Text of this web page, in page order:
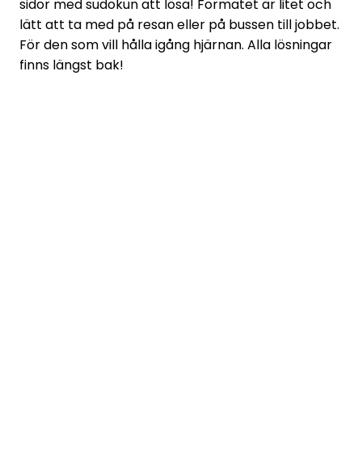
sidor med sudokun att lösa! Formatet är litet och
lätt att ta med på resan eller på bussen till jobbet.
För den som vill hålla igång hjärnan. Alla lösningar
finns längst bak!